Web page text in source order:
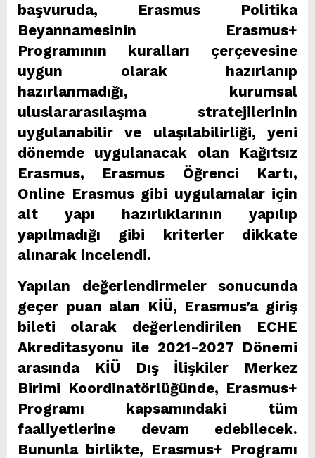
başvuruda, Erasmus Politika
Beyannamesinin Erasmus+
Programının kuralları çerçevesine
uygun olarak hazırlanıp
hazırlanmadığı, kurumsal
uluslararasılaşma stratejilerinin
uygulanabilir ve ulaşılabilirliği, yeni
dönemde uygulanacak olan Kağıtsız
Erasmus, Erasmus Öğrenci Kartı,
Online Erasmus gibi uygulamalar için
alt yapı hazırlıklarının yapılıp
yapılmadığı gibi kriterler dikkate
alınarak incelendi.
Yapılan değerlendirmeler sonucunda
geçer puan alan KİÜ, Erasmus’a giriş
bileti olarak değerlendirilen ECHE
Akreditasyonu ile 2021-2027 Dönemi
arasında KİÜ Dış İlişkiler Merkez
Birimi Koordinatörlüğünde, Erasmus+
Programı kapsamındaki tüm
faaliyetlerine devam edebilecek.
Bununla birlikte, Erasmus+ Programı